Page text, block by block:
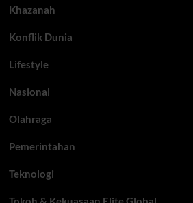
Khazanah
Konflik Dunia
Lifestyle
Nasional
Olahraga
Pemerintahan
Teknologi